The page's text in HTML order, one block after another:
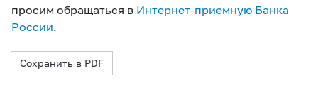
просим обращаться в Интернет-приемную Банка
России.
Сохранить в PDF